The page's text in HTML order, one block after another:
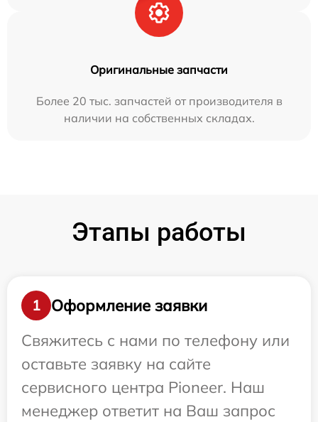
Оригинальные запчасти
Более 20 тыс. запчастей от производителя в
наличии на собственных складах.
Этапы работы
1
Оформление заявки
Свяжитесь с нами по телефону или
оставьте заявку на сайте
сервисного центра Pioneer. Наш
менеджер ответит на Ваш запрос